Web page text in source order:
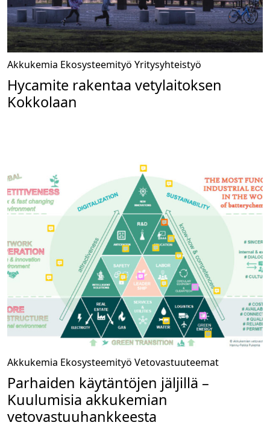
Akkukemia Ekosysteemityö Yritysyhteistyö
Hycamite rakentaa vetylaitoksen
Kokkolaan
Akkukemia Ekosysteemityö Vetovastuuteemat
Parhaiden käytäntöjen jäljillä –
Kuulumisia akkukemian
vetovastuuhankkeesta